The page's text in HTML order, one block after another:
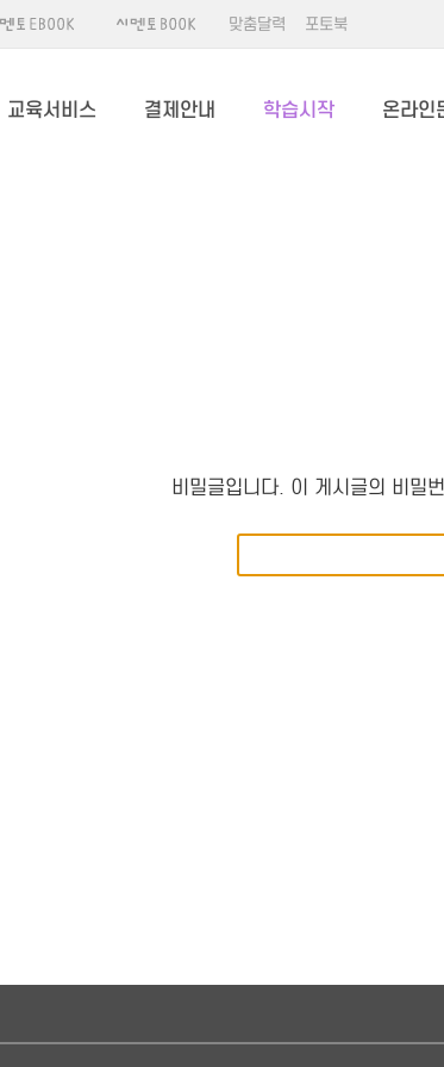
맞춤달력 포토북
교육서비스 결제안내 학습시작 온라인
비밀글입니다. 이 게시글의 비밀